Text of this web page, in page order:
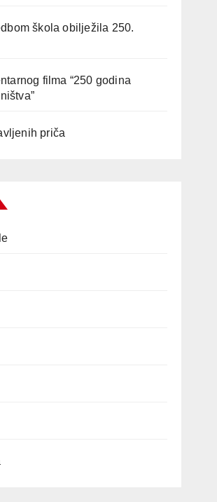
škola obilježila 250.
filma “250 godina
priča